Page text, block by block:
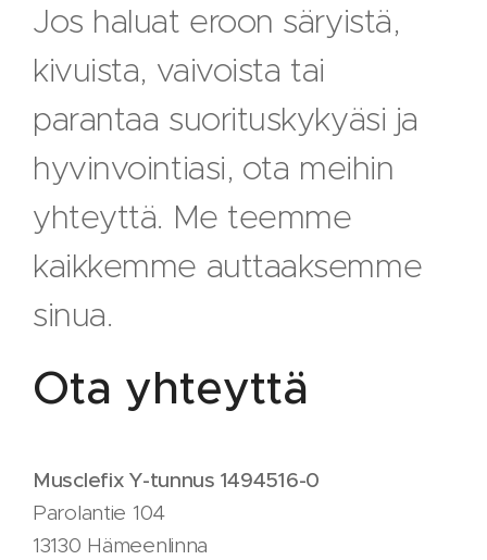
Jos haluat eroon säryistä,
kivuista, vaivoista tai
parantaa suorituskykyäsi ja
hyvinvointiasi, ota meihin
yhteyttä. Me teemme
kaikkemme auttaaksemme
sinua.
Ota yhteyttä
Musclefix Y-tunnus 1494516-0
Parolantie 104
13130 Hämeenlinna